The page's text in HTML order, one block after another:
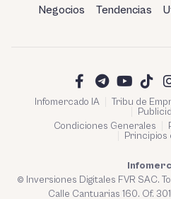
Negocios Tendencias
Infomercado IA Tribu de
Condiciones Generales
Principios
© Inversiones Digitales FVR SAC.
Calle Cantuarias 160. Of.